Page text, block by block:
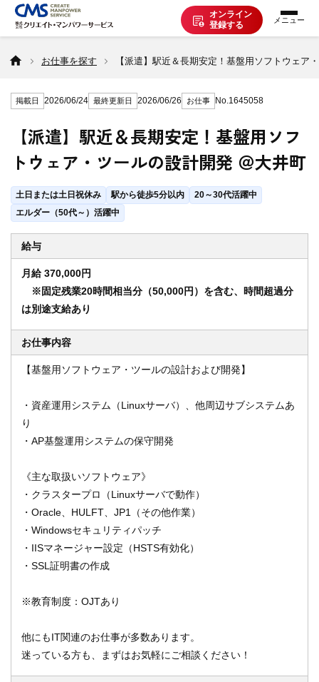
オンライン
登録する
お仕事を探す
派遣で働く
登録の流れ
派遣の知識
企業の方へ
CMSについて
オンライン登録する お問い合わせ
閉じる
お仕事を探す 【派遣】駅近＆長期安定！基盤用ソフトウェア
掲載日 2026/06/24 最終更新日 2026/06/26 お仕事 No.1645058
【派遣】駅近＆長期安定！基盤用ソフ
トウェア・ツールの設計開発 ＠大井町
土日または土日祝休み 駅から徒歩5分以内
20～30代活躍中
エルダー（50代～）活躍中
給与
月給 370,000円
※固定残業20時間相当分（50,000円）を含む、時間超過分
は別途支給あり
お仕事内容
【基盤用ソフトウェア・ツールの設計および開発】
・資産運用システム（Linuxサーバ）、他周辺サブシステムあ
り
・AP基盤運用システムの保守開発
《主な取扱いソフトウェア》
・クラスタープロ（Linuxサーバで動作）
・Oracle、HULFT、JP1（その他作業）
・Windowsセキュリティパッチ
・IISマネージャー設定（HSTS有効化）
・SSL証明書の作成
※教育制度：OJTあり
他にもIT関連のお仕事が多数あります。
迷っている方も、まずはお気軽にご相談ください！